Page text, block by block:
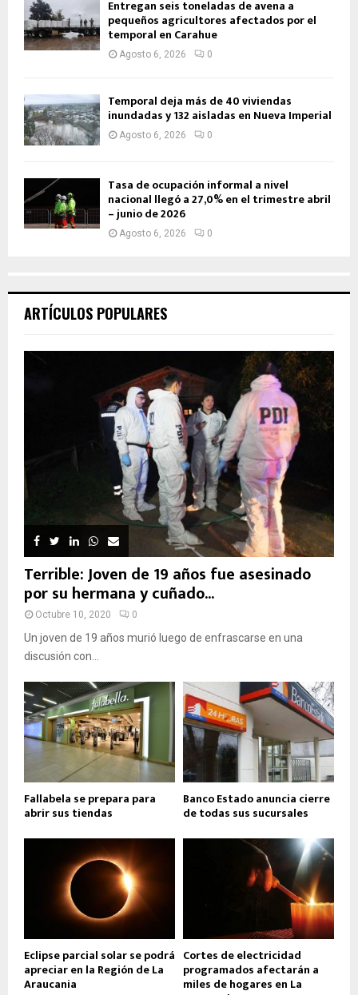
Entregan seis toneladas de avena a
pequeños agricultores afectados por el
temporal en Carahue
Agosto 6, 2026 0
Temporal deja más de 40 viviendas
inundadas y 132 aisladas en Nueva Imperial
Agosto 6, 2026 0
Tasa de ocupación informal a nivel
nacional llegó a 27,0% en el trimestre abril
– junio de 2026
Agosto 6, 2026 0
ARTÍCULOS POPULARES
Terrible: Joven de 19 años fue asesinado
por su hermana y cuñado...
Octubre 10, 2020 0
Un joven de 19 años murió luego de enfrascarse en una
discusión con...
Fallabela se prepara para
abrir sus tiendas
Banco Estado anuncia cierre
de todas sus sucursales
Eclipse parcial solar se podrá
apreciar en la Región de La
Araucania
Cortes de electricidad
programados afectarán a
miles de hogares en La